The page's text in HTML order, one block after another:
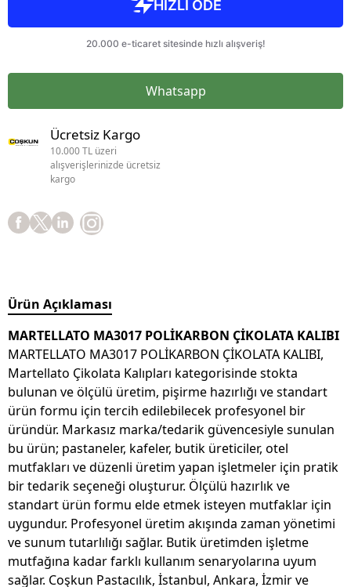
Whatsapp
Ücretsiz Kargo
10.000 TL üzeri
alışverişlerinizde ücretsiz
kargo
Ürün Açıklaması
MARTELLATO MA3017 POLİKARBON ÇİKOLATA KALIBI
MARTELLATO MA3017 POLİKARBON ÇİKOLATA KALIBI,
Martellato Çikolata Kalıpları kategorisinde stokta
bulunan ve ölçülü üretim, pişirme hazırlığı ve standart
ürün formu için tercih edilebilecek profesyonel bir
üründür. Markasız marka/tedarik güvencesiyle sunulan
bu ürün; pastaneler, kafeler, butik üreticiler, otel
mutfakları ve düzenli üretim yapan işletmeler için pratik
bir tedarik seçeneği oluşturur. Ölçülü hazırlık ve
standart ürün formu elde etmek isteyen mutfaklar için
uygundur. Profesyonel üretim akışında zaman yönetimi
ve sunum tutarlılığı sağlar. Butik üretimden işletme
mutfağına kadar farklı kullanım senaryolarına uyum
sağlar. Coşkun Pastacılık, İstanbul, Ankara, İzmir ve